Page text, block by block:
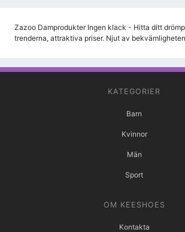
Zazoo Damprodukter Ingen klack - Hitta ditt
trenderna, attraktiva priser. Njut av
KATEGORIER
Barn
Kvinnor
Män
Sport
OM KEESHOES
Kontakta